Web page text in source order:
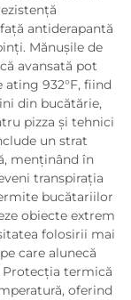
antiderapantă
Mănușile de
avansată pot
932°F, fiind
din bucătărie,
pizza și tehnici
un strat
menținând în
transpirația
bucătariilor
obiecte extrem
folosirii mai
care alunecă
Protecția termică
oferind